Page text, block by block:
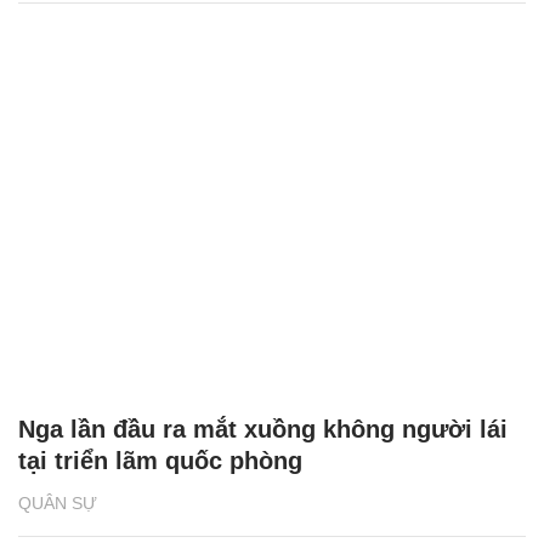
QUÂN SỰ
Nga lần đầu ra mắt xuồng không người lái
tại triển lãm quốc phòng